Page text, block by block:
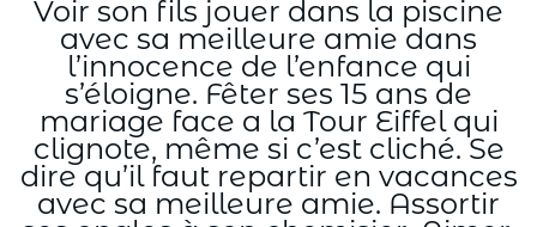
Voir son fils jouer dans la piscine
avec sa meilleure amie dans
l’innocence de l’enfance qui
s’éloigne. Fêter ses 15 ans de
mariage face a la Tour Eiffel qui
clignote, même si c’est cliché. Se
dire qu’il faut repartir en vacances
avec sa meilleure amie. Assortir